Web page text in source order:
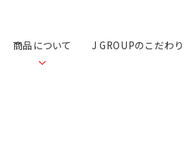
商品について J GROUPのこだわり